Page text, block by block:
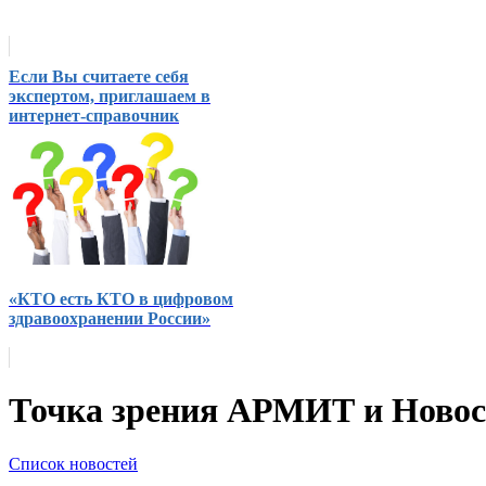
Если Вы считаете себя
экспертом, приглашаем в
интернет-справочник
«КТО есть КТО в цифровом
здравоохранении России»
Точка зрения АРМИТ и
Список новостей